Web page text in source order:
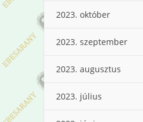
2023. október
2023. szeptember
2023. augusztus
2023. július